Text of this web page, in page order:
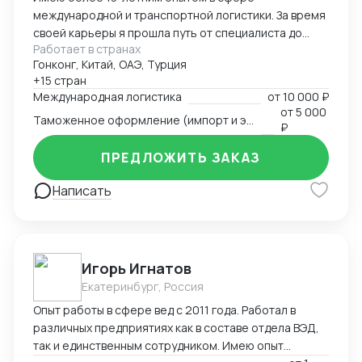
международной и транспортной логистики. За время
своей карьеры я прошла путь от специалиста до
директора по логистике, успешно управляя
сложными проектами, выводя компании на новые
рынки и оптимизируя логистические процессы для
повышения эффективности и снижения издержек.
Специализируюсь на организации перевозок любым
видом транспорта (автомобильный, авиационный,
морской, железнодорожный, мультимодальные
схемы), таможенном оформлении и реализации
решений в условиях ограничений. За годы работы
удалось создать эффективную команду логистов,
внедрить современные технологии управления
проектами и документооборотом, а также
сохранить стабильность бизнеса в условиях
внешних ограничений, сохранив 90% клиентской
базы. Я умею находить нестандартные решения
Работает в странах
Гонконг, Китай, ОАЭ, Турция
+15 стран
Международная логистика
от10 000 ₽
от5 000
₽
Написать
ПРЕДЛОЖИТЬ ЗАКАЗ
Игорь Игнатов
Екатеринбург, Россия
Опыт работы в сфере вед с 2011 года. Работал в
различных предприятиях как в составе отдела ВЭД,
так и единственным сотрудником. Имею опыт